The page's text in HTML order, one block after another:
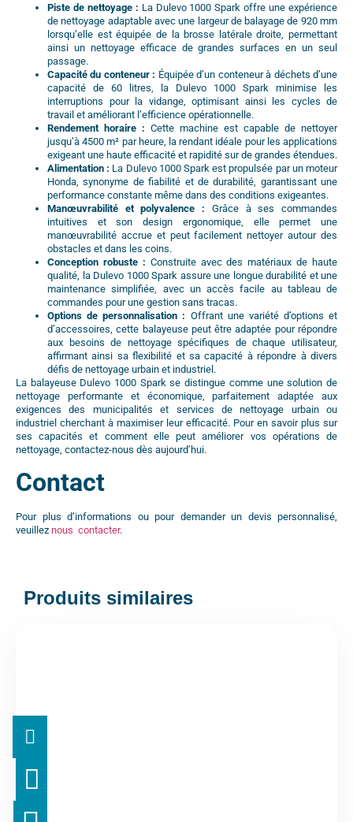
Piste de nettoyage : La Dulevo 1000 Spark offre une expérience
de nettoyage adaptable avec une largeur de balayage de 920 mm
lorsqu’elle est équipée de la brosse latérale droite, permettant
ainsi un nettoyage efficace de grandes surfaces en un seul
passage.
Capacité du conteneur : Équipée d’un conteneur à déchets d’une
capacité de 60 litres, la Dulevo 1000 Spark minimise les
interruptions pour la vidange, optimisant ainsi les cycles de
travail et améliorant l’efficience opérationnelle.
Rendement horaire : Cette machine est capable de nettoyer
jusqu’à 4500 m² par heure, la rendant idéale pour les applications
exigeant une haute efficacité et rapidité sur de grandes étendues.
Alimentation : La Dulevo 1000 Spark est propulsée par un moteur
Honda, synonyme de fiabilité et de durabilité, garantissant une
performance constante même dans des conditions exigeantes.
Manœuvrabilité et polyvalence : Grâce à ses commandes
intuitives et son design ergonomique, elle permet une
manœuvrabilité accrue et peut facilement nettoyer autour des
obstacles et dans les coins.
Conception robuste : Construite avec des matériaux de haute
qualité, la Dulevo 1000 Spark assure une longue durabilité et une
maintenance simplifiée, avec un accès facile au tableau de
commandes pour une gestion sans tracas.
Options de personnalisation : Offrant une variété d’options et
d’accessoires, cette balayeuse peut être adaptée pour répondre
aux besoins de nettoyage spécifiques de chaque utilisateur,
affirmant ainsi sa flexibilité et sa capacité à répondre à divers
défis de nettoyage urbain et industriel.
La balayeuse Dulevo 1000 Spark se distingue comme une solution de
nettoyage performante et économique, parfaitement adaptée aux
exigences des municipalités et services de nettoyage urbain ou
industriel cherchant à maximiser leur efficacité. Pour en savoir plus sur
ses capacités et comment elle peut améliorer vos opérations de
nettoyage, contactez-nous dès aujourd’hui.
Contact
Pour plus d’informations ou pour demander un devis personnalisé,
veuillez nous contacter.
Produits similaires